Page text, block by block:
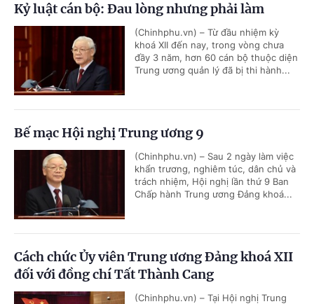
Kỷ luật cán bộ: Đau lòng nhưng phải làm
(Chinhphu.vn) – Từ đầu nhiệm kỳ
khoá XII đến nay, trong vòng chưa
đầy 3 năm, hơn 60 cán bộ thuộc diện
Trung ương quản lý đã bị thi hành...
Bế mạc Hội nghị Trung ương 9
(Chinhphu.vn) – Sau 2 ngày làm việc
khẩn trương, nghiêm túc, dân chủ và
trách nhiệm, Hội nghị lần thứ 9 Ban
Chấp hành Trung ương Đảng khoá...
Cách chức Ủy viên Trung ương Đảng khoá XII
đối với đồng chí Tất Thành Cang
(Chinhphu.vn) – Tại Hội nghị Trung